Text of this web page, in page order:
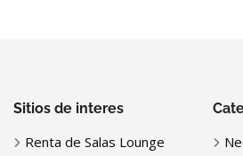
Sitios de interes
Renta de Salas Lounge